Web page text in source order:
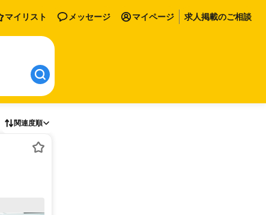
マイリスト メッセージ マイページ 求人掲載のご相談
関連度順